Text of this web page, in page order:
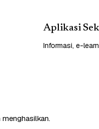
Aplikasi
Informasi, e-